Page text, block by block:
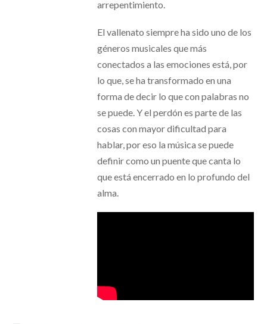
arrepentimiento.
El vallenato siempre ha sido uno de los
géneros musicales que más
conectados a las emociones está, por
lo que, se ha transformado en una
forma de decir lo que con palabras no
se puede. Y el perdón es parte de las
cosas con mayor dificultad para
hablar, por eso la música se puede
definir como un puente que canta lo
que está encerrado en lo profundo del
alma.